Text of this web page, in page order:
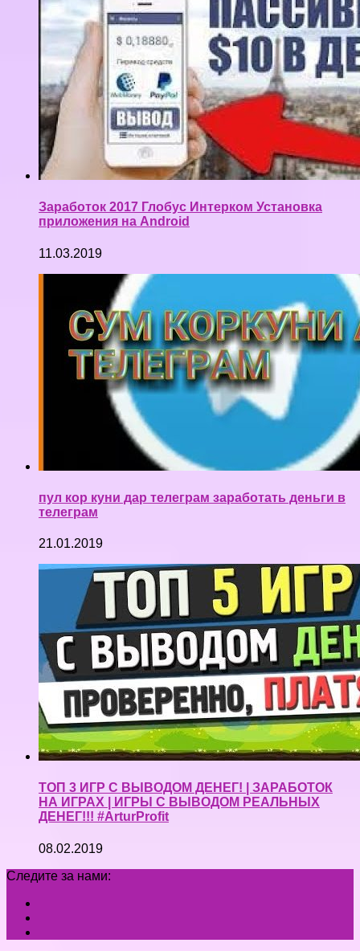
Заработок 2017 Глобус Интерком Установка
приложения на Android
11.03.2019
пул кор куни дар телеграм заработать деньги в
телеграм
21.01.2019
ТОП 3 ИГР С ВЫВОДОМ ДЕНЕГ! | ЗАРАБОТОК
НА ИГРАХ | ИГРЫ С ВЫВОДОМ РЕАЛЬНЫХ
ДЕНЕГ!!! #ArturProfit
08.02.2019
Следите за нами: